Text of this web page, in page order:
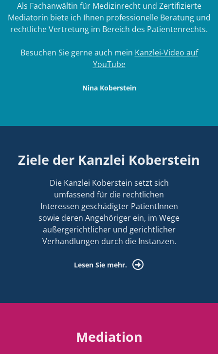
Als Fachanwältin für Medizinrecht und Zertifizierte
Mediatorin biete ich Ihnen professionelle Beratung und
rechtliche Vertretung im Bereich des Patientenrechts.
Besuchen Sie gerne auch mein Kanzlei-Video auf
YouTube
Nina Koberstein
Ziele der Kanzlei Koberstein
Die Kanzlei Koberstein setzt sich
umfassend für die rechtlichen
Interessen geschädigter PatientInnen
sowie deren Angehöriger ein, im Wege
außergerichtlicher und gerichtlicher
Verhandlungen durch die Instanzen.
Lesen Sie mehr.
Mediation